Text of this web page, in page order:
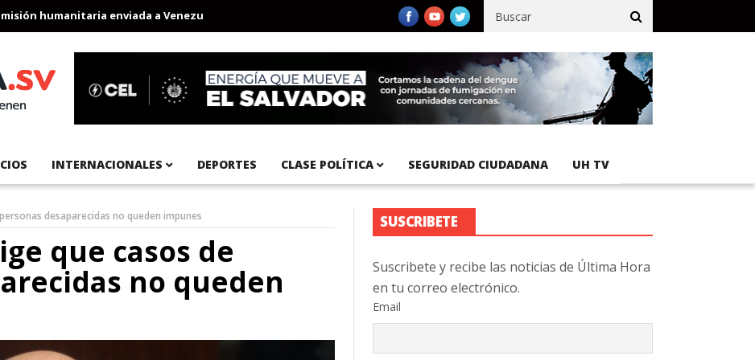
humanitaria enviada a Venezuela Aeropuerto Internacional del Pacífico registra 92 % de avance en obras de terracería
INTERNACIONALES DEPORTES CLASE POLÍTICA SEGURIDAD CIUDADANA UH TV
desaparecidas no queden impunes
que casos de
no queden
SUSCRIBETE
Suscribete y recibe las noticias de Última Hora
en tu correo electrónico.
Email